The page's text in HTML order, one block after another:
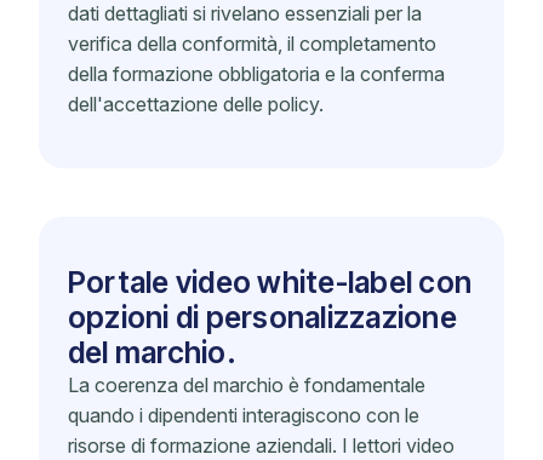
dati dettagliati si rivelano essenziali per la
verifica della conformità, il completamento
della formazione obbligatoria e la conferma
dell'accettazione delle policy.
Portale video white-label con
opzioni di personalizzazione
del marchio.
La coerenza del marchio è fondamentale
quando i dipendenti interagiscono con le
risorse di formazione aziendali. I lettori video